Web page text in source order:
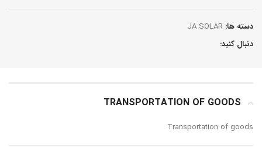
دسته ها: JA SOLAR
دنبال کنید:
TRANSPORTATION OF GOODS
Transportation of goods